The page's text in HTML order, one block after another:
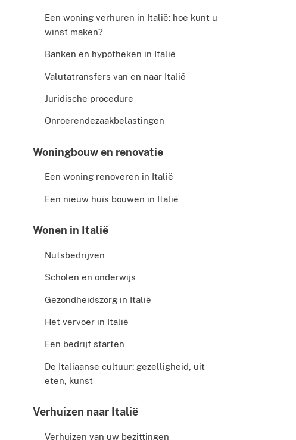
Een woning verhuren in Italië: hoe kunt u
winst maken?
Banken en hypotheken in Italië
Valutatransfers van en naar Italië
Juridische procedure
Onroerendezaakbelastingen
Woningbouw en renovatie
Een woning renoveren in Italië
Een nieuw huis bouwen in Italië
Wonen in Italië
Nutsbedrijven
Scholen en onderwijs
Gezondheidszorg in Italië
Het vervoer in Italië
Een bedrijf starten
De Italiaanse cultuur: gezelligheid, uit
eten, kunst
Verhuizen naar Italië
Verhuizen van uw bezittingen